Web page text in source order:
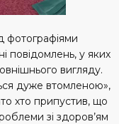
фотографіями
повідомлень, у яких
вигляду.
дуже втомленою»,
хто припустив, що
зі здоров’ям